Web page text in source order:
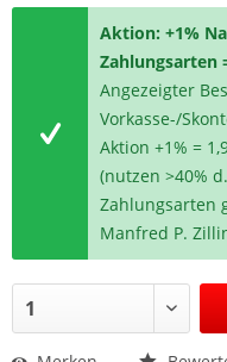
Aktion: +1%
Zahlungsarten
Angezeigter
Vorkasse-/
Aktion +1% =
(nutzen >40%
Zahlungsarten
Manfred P.